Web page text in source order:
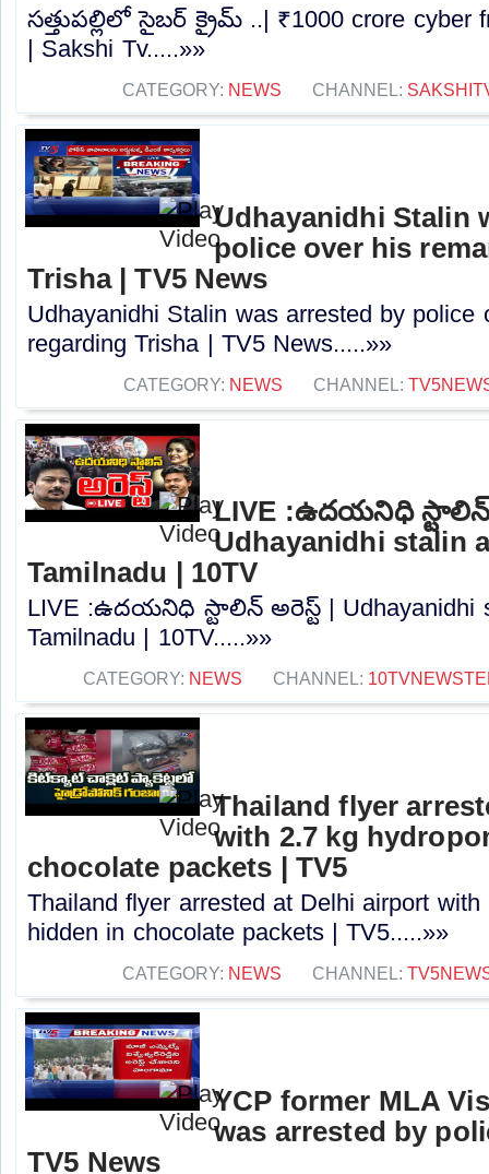
సత్తుపల్లిలో సైబర్ క్రైమ్ ..| ₹1000 crore cyber
| Sakshi Tv.....»»
CATEGORY: NEWS CHANNEL:
Udhayanidhi Stalin
police over his
Trisha | TV5 News
Udhayanidhi Stalin was arrested by police
regarding Trisha | TV5 News.....»»
CATEGORY: NEWS CHANNEL:
LIVE :ఉదయనిధి స్టాలిన్
Udhayanidhi stalin
Tamilnadu | 10TV
LIVE :ఉదయనిధి స్టాలిన్ అరెస్ట్ | Udhayanidhi
Tamilnadu | 10TV.....»»
CATEGORY: NEWS CHANNEL:
Thailand flyer
with 2.7 kg
chocolate packets | TV5
Thailand flyer arrested at Delhi airport
hidden in chocolate packets | TV5.....»»
CATEGORY: NEWS CHANNEL:
YCP former MLA
was arrested by
TV5 News